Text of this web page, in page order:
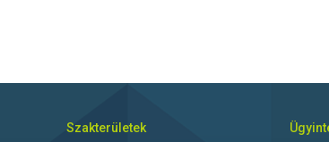
Szakterületek